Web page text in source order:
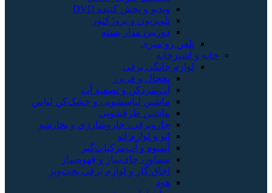
ویدیو و پخش کننده DVD
تلویزیون و پروژکتور
دوربین مدار بسته
تلفن رو میزی
خانه و آشپزخانه
لوازم خانگی برقی
یخچال و فریزر
آب‌سردکن و تصفیه آب
ماشین لباسشویی و خشک‌کن لباس
ماشین ظرفشویی
جاروبرقی، جاروشارژی و بخارشو
اتو و لوازم اتو
آبمیوه و آب‌مرکبات‌گیر
سماور، چای‌ساز و قهوه‌ساز
اجاق گاز و لوازم برقی پخت‌وپز
هود